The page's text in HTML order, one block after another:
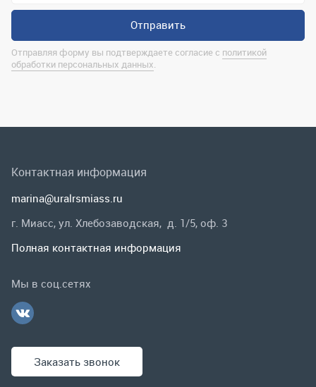
Спецпредложения
Гарантии и возврат
Контактная информация
marina@uralrsmiass.ru
Заказать звонок